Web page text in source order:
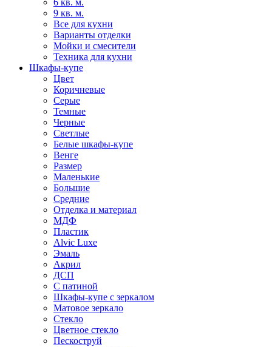
6 кв. м.
9 кв. м.
Все для кухни
Варианты отделки
Мойки и смесители
Техника для кухни
Шкафы-купе
Цвет
Коричневые
Серые
Темные
Черные
Светлые
Белые шкафы-купе
Венге
Размер
Маленькие
Большие
Средние
Отделка и материал
МДФ
Пластик
Alvic Luxe
Эмаль
Акрил
ДСП
С патиной
Шкафы-купе с зеркалом
Матовое зеркало
Стекло
Цветное стекло
Пескоструй